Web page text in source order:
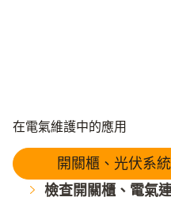
在電氣維護中的應用
開關櫃、光伏系
檢查開關櫃、電氣